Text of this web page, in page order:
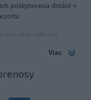
poskytovania dotácií v
rafinérii
o tom informovala
Viac